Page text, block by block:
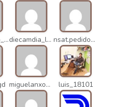
antoni.royo_10023 diecamdia_l27 nsat.pedidos_1235
miguelanxogomez_21982 luis_18101